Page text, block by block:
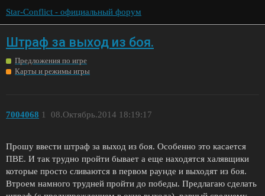
Star-Conflict - официальный форум
Штраф за выход из боя.
Предложения по игре
Карты и режимы игры
7004068 08.Октябрь.2014 18:19:17
1
Прошу ввести штраф за выход из боя. Особенно это касается
ПВЕ. И так трудно пройти бывает а еще находятся халявщики
которые просто сливаются в первом раунде и выходят из боя.
Втроем намного трудней пройти до победы. Предлагаю сделать